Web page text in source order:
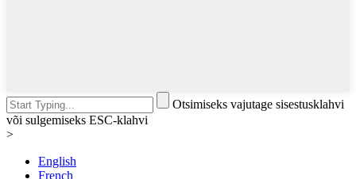
Otsimiseks vajutage sisestusklahvi
või sulgemiseks ESC-klahvi
>
English
French